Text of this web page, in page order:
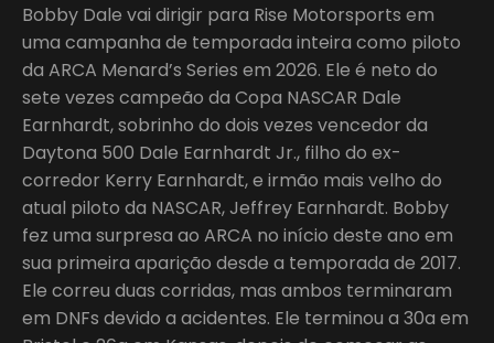
Bobby Dale vai dirigir para Rise Motorsports em
uma campanha de temporada inteira como piloto
da ARCA Menard’s Series em 2026. Ele é neto do
sete vezes campeão da Copa NASCAR Dale
Earnhardt, sobrinho do dois vezes vencedor da
Daytona 500 Dale Earnhardt Jr., filho do ex-
corredor Kerry Earnhardt, e irmão mais velho do
atual piloto da NASCAR, Jeffrey Earnhardt. Bobby
fez uma surpresa ao ARCA no início deste ano em
sua primeira aparição desde a temporada de 2017.
Ele correu duas corridas, mas ambos terminaram
em DNFs devido a acidentes. Ele terminou a 30a em